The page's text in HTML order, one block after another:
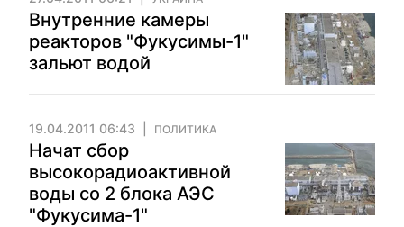
Внутренние камеры
реакторов "Фукусимы-1"
зальют водой
19.04.2011 06:43 ПОЛИТИКА
Начат сбор
высокорадиоактивной
воды со 2 блока АЭС
"Фукусима-1"